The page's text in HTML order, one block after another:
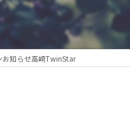
お知らせ高崎TwinStar